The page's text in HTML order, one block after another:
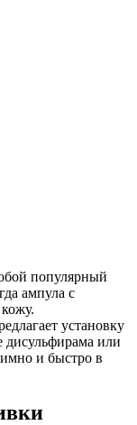
популярный
ампула с
установку
дисульфирама или
и быстро в